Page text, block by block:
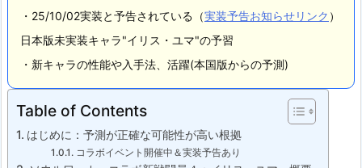
・25/10/02実装と予告されている（実装予告お知らせリンク ）
日本版未実装キャラ"イリス・ユマ"の予習
・新キャラの性能や入手法、活躍(本国版からの予測)
Table of Contents
はじめに：予測が正確な可能性が高い根拠
コラボイベント開催中＆実装予告あり